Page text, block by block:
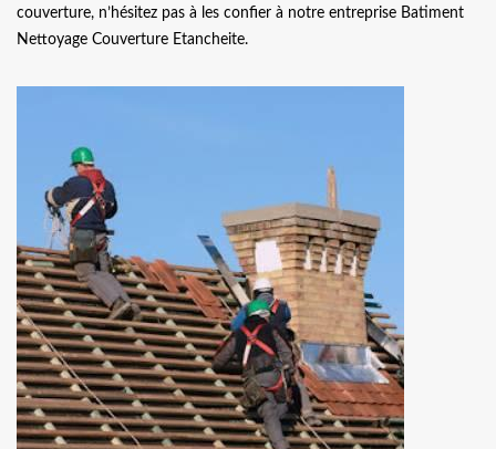
couverture, n’hésitez pas à les confier à notre entreprise Batiment
Nettoyage Couverture Etancheite.